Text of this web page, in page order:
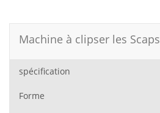
Machine à clipser les Scaps
spécification
Forme